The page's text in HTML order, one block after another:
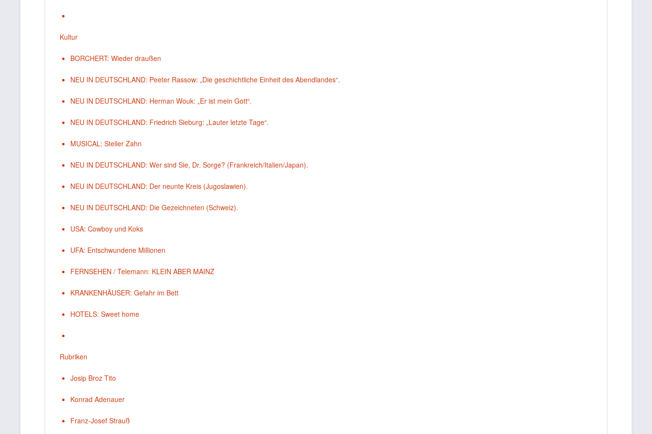
Kultur
BORCHERT: Wieder draußen
NEU IN DEUTSCHLAND: Peeter Rassow: „Die geschichtliche Einheit des Abendlandes“.
NEU IN DEUTSCHLAND: Herman Wouk: „Er ist mein Gott“.
NEU IN DEUTSCHLAND: Friedrich Sieburg: „Lauter letzte Tage“.
MUSICAL: Steiler Zahn
NEU IN DEUTSCHLAND: Wer sind Sie, Dr. Sorge? (Frankreich/Italien/Japan).
NEU IN DEUTSCHLAND: Der neunte Kreis (Jugoslawien).
NEU IN DEUTSCHLAND: Die Gezeichneten (Schweiz).
USA: Cowboy und Koks
UFA: Entschwundene Millionen
FERNSEHEN / Telemann: KLEIN ABER MAINZ
KRANKENHÄUSER: Gefahr im Bett
HOTELS: Sweet home
Rubriken
Josip Broz Tito
Konrad Adenauer
Franz-Josef Strauß